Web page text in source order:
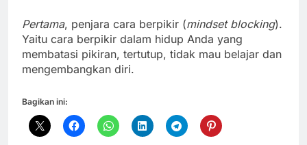
Pertama, penjara cara berpikir (mindset blocking).
Yaitu cara berpikir dalam hidup Anda yang
membatasi pikiran, tertutup, tidak mau belajar dan
mengembangkan diri.
Bagikan ini: